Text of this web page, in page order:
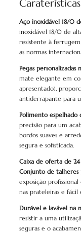
Aço inoxidável 18/0
inoxidável 18/0 de
resistente à
as normas
Pegas personalizadas
mate elegante em
apresentado),
antiderrapante para
Polimento espelhado
precisão para um
bordos suaves e
segura e sofisticada.
Caixa de oferta de
Conjunto de talheres
exposição
nas prateleiras e fácil
Durável e lavável na
resistir a uma
seguras e o